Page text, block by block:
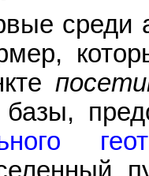
среди
базы,